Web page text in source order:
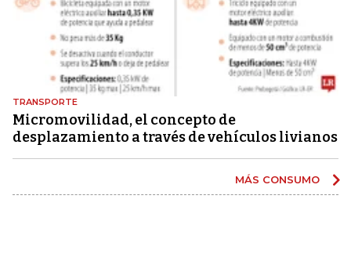
TRANSPORTE
Micromovilidad, el concepto de
desplazamiento a través de vehículos livianos
MÁS CONSUMO